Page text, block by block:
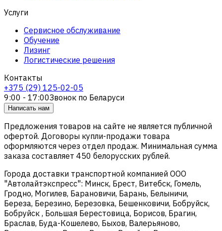
Услуги
Сервисное обслуживание
Обучение
Лизинг
Логистические решения
Контакты
+375 (29) 125-02-05
9:00 - 17:00Звонок по Беларуси
Написать нам
Предложения товаров на сайте не является публичной
офертой. Договоры купли-продажи товара
оформляются через отдел продаж. Минимальная сумма
заказа составляет 450 белорусских рублей.
Города доставки транспортной компанией ООО
"Автолайтэкспресс": Минск, Брест, Витебск, Гомель,
Гродно, Могилев, Барановичи, Барань, Белыничи,
Береза, Березино, Березовка, Бешенковичи, Бобруйск,
Бобруйск , Большая Берестовица, Борисов, Брагин,
Браслав, Буда-Кошелево, Быхов, Валерьяново,